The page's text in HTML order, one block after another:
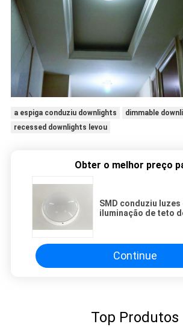
a espiga conduziu downlights
dimmable
recessed downlights levou
Obter o melhor preço
SMD conduziu luzes
iluminação de teto
Continue
Top Produtos